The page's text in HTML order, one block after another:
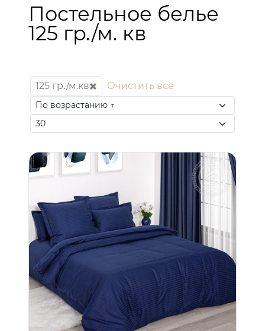
Постельное белье
125 гр./м. кв
125 гр./м.кв Очистить все